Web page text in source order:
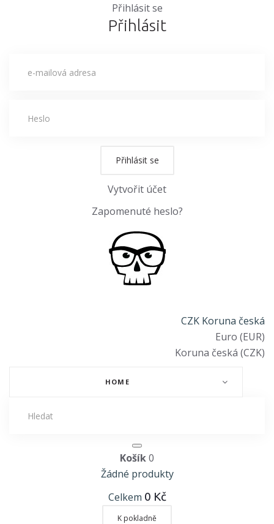
Přihlásit se
Přihlásit
Přihlásit se
Vytvořit účet
Zapomenuté heslo?
CZK Koruna česká
Euro (EUR)
Koruna česká (CZK)
HOME
Košík0
Žádné produkty
Celkem 0 Kč
K pokladně